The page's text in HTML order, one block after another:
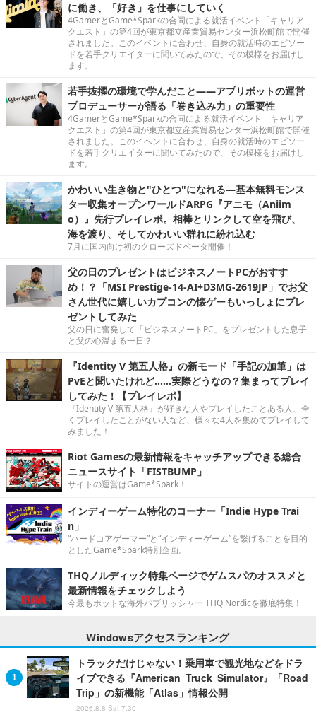
に働き、「好き」を仕事にしていく
4GamerとGame*Sparkの合同による就活イベント「キャリア
クエスト」の第4回が東京都立産業貿易センター浜松町館で開催
されました。このイベントに合わせ、自身の就活時のエピソー
ドを若手クリエイターに聞いてみたので、その模様をお届けし
ます。
若手抜擢の環境で学んだこと――アプリボットの運営
プロデューサーが語る「巻き込み力」の重要性
4GamerとGame*Sparkの合同による就活イベント「キャリア
クエスト」の第4回が東京都立産業貿易センター浜松町館で開催
されました。このイベントに合わせ、自身の就活時のエピソー
ドを若手クリエイターに聞いてみたので、その模様をお届けし
ます。
かわいい生き物と"ひとつ"になれる―基本無料モンス
ター収集オープンワールドARPG『アニモ（Aniim
o）』先行プレイレポ。相棒とリンクして空を飛び、
海を渡り、そしてかわいい群れに紛れ込む
7月に国内向け初のクローズドベータ開催！
父の日のプレゼントはビジネスノートPCがおすす
め！？「MSI Prestige-14-AI+D3MG-2619JP」でお父
さん世代に嬉しいカプコンの懐ゲーもいっしょにプレ
ゼントしてみた
父の日に奮発して「ビジネスノートPC」をプレゼントした息子
と父の心温まる一日？
『Identity V 第五人格』の新モード「手記の加筆」は
PvEと聞いたけれど……実際どうなの？集まってプレイ
してみた！【プレイレポ】
『Identity V 第五人格』が好きな人やプレイしたことある人、全
くプレイしたことがない人など、様々な4人を集めてプレイして
みました！
Riot Gamesの最新情報をキャッチアップできる総合
ニュースサイト「FISTBUMP」
サイトの運営はGame*Spark！
インディーゲーム特化のコーナー「Indie Hype Trai
n」
“ハードコアゲーマー”と“インディーゲーム”を繋げることを目的
としたGame*Spark特別企画。
THQノルディック特集ページでゲムスパのオススメと
最新情報をチェックしよう
今最もホットな海外パブリッシャー THQ Nordicを徹底特集！
Windowsアクセスランキング
トラックだけじゃない！乗用車で観光地などをドラ
イブできる『American Truck Simulator』「Road
Trip」の新機能「Atlas」情報公開
2026.8.8 Sat 7:30